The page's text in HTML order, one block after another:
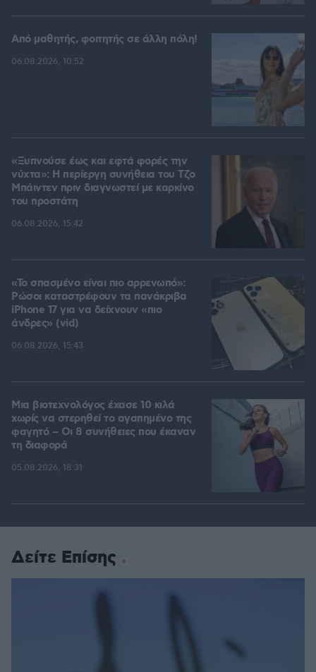
Από μαθητής, φοιτητής σε άλλη πόλη!
06.08.2026, 10:52
«Ξυπνούσε έως και εφτά φορές την
νύχτα»: Η περίεργη συνήθεια του Τζο
Μπάιντεν πριν διαγνωστεί με καρκίνο
του προστάτη
06.08.2026, 15:42
«Το σπασμένο είναι πιο αρρενωπό»:
Ρώσοι καταστρέφουν τα πανάκριβα
iPhone 17 για να δείχνουν «πιο
άνδρες» (vid)
06.08.2026, 15:43
Μια βιοτεχνολόγος έχασε 10 κιλά
χωρίς να στερηθεί το αγαπημένο της
φαγητό – Οι 8 συνήθειες που έκαναν
τη διαφορά
05.08.2026, 18:31
Δείτε Επίσης